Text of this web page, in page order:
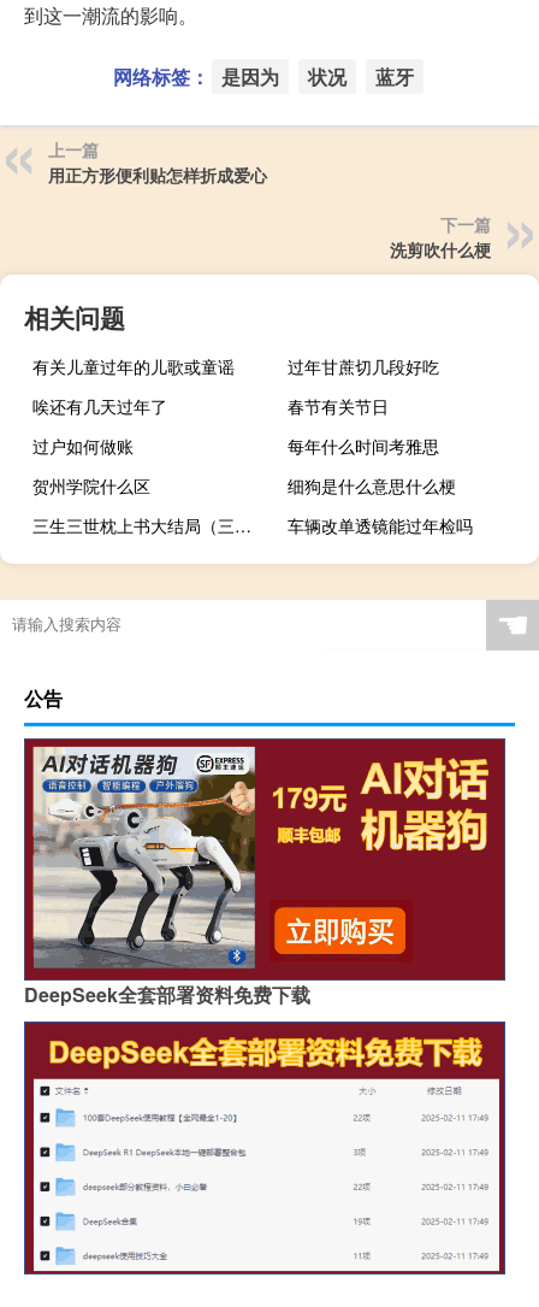
到这一潮流的影响。
网络标签： 是因为 状况 蓝牙
上一篇
用正方形便利贴怎样折成爱心
下一篇
洗剪吹什么梗
相关问题
有关儿童过年的儿歌或童谣
过年甘蔗切几段好吃
唉还有几天过年了
春节有关节日
过户如何做账
每年什么时间考雅思
贺州学院什么区
细狗是什么意思什么梗
三生三世枕上书大结局（三生三世枕上书漫画）
车辆改单透镜能过年检吗
☚
公告
DeepSeek全套部署资料免费下载